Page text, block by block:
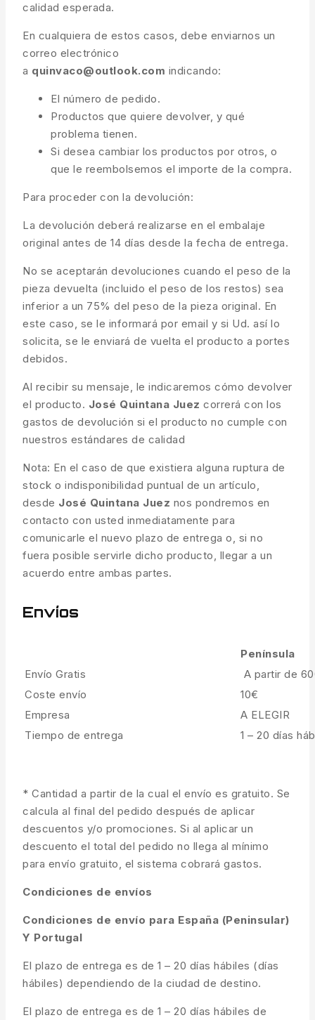
calidad esperada.
En cualquiera de estos casos, debe enviarnos un
correo electrónico
a quinvaco@outlook.com indicando:
El número de pedido.
Productos que quiere devolver, y qué
problema tienen.
Si desea cambiar los productos por otros, o
que le reembolsemos el importe de la compra.
Para proceder con la devolución:
La devolución deberá realizarse en el embalaje
original antes de 14 días desde la fecha de entrega.
No se aceptarán devoluciones cuando el peso de la
pieza devuelta (incluido el peso de los restos) sea
inferior a un 75% del peso de la pieza original. En
este caso, se le informará por email y si Ud. así lo
solicita, se le enviará de vuelta el producto a portes
debidos.
Al recibir su mensaje, le indicaremos cómo devolver
el producto. José Quintana Juez correrá con los
gastos de devolución si el producto no cumple con
nuestros estándares de calidad
Nota: En el caso de que existiera alguna ruptura de
stock o indisponibilidad puntual de un artículo,
desde José Quintana Juez nos pondremos en
contacto con usted inmediatamente para
comunicarle el nuevo plazo de entrega o, si no
fuera posible servirle dicho producto, llegar a un
acuerdo entre ambas partes.
Envíos
Península
Envío Gratis
A partir de
Coste envío
10€
Empresa
A ELEGIR
Tiempo de entrega
1 – 20 días
* Cantidad a partir de la cual el envío es gratuito. Se
calcula al final del pedido después de aplicar
descuentos y/o promociones. Si al aplicar un
descuento el total del pedido no llega al mínimo
para envío gratuito, el sistema cobrará gastos.
Condiciones de envíos
Condiciones de envío para España (Peninsular)
Y Portugal
El plazo de entrega es de 1 – 20 días hábiles (días
hábiles) dependiendo de la ciudad de destino.
El plazo de entrega es de 1 – 20 días hábiles de